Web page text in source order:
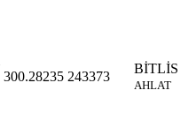
300.28235 243373
BİTLİS
AHLAT